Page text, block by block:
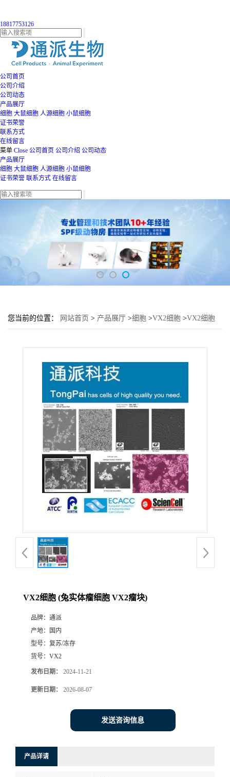
18817753126
公司首页
公司介绍
公司动态
产品展厅
细胞 大鼠细胞 人源细胞 小鼠细胞
证书荣誉
联系方式
在线留言
菜单 Close 公司首页 公司介绍 公司动态
产品展厅
细胞 大鼠细胞 人源细胞 小鼠细胞
证书荣誉 联系方式 在线留言
您当前的位置： 网站首页 > 产品展厅 >细胞 >VX2细胞 >VX2细胞
VX2细胞 (兔实体瘤细胞 VX2瘤块)
品牌： 通派
产地：
国内
型号： 复苏/冻存
货号： VX2
发布日期： 2024-11-21
更新日期： 2026-08-07
发送咨询信息
产品详请